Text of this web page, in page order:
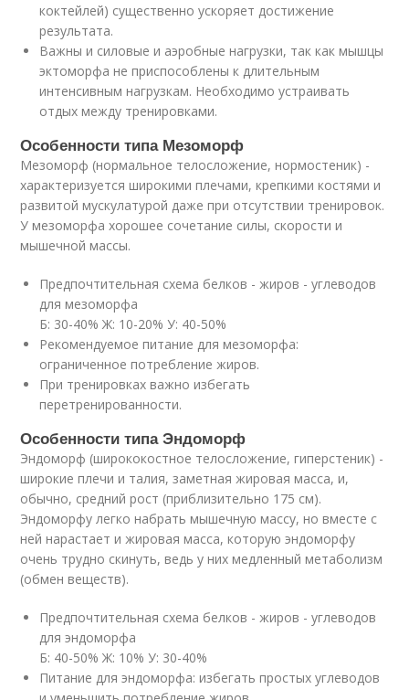
коктейлей) существенно ускоряет достижение
результата.
Важны и силовые и аэробные нагрузки, так как мышцы
эктоморфа не приспособлены к длительным
интенсивным нагрузкам. Необходимо устраивать
отдых между тренировками.
Особенности типа Мезоморф
Мезоморф (нормальное телосложение, нормостеник) -
характеризуется широкими плечами, крепкими костями и
развитой мускулатурой даже при отсутствии тренировок.
У мезоморфа хорошее сочетание силы, скорости и
мышечной массы.
Предпочтительная схема белков - жиров - углеводов
для мезоморфа
Б: 30-40% Ж: 10-20% У: 40-50%
Рекомендуемое питание для мезоморфа:
ограниченное потребление жиров.
При тренировках важно избегать
перетренированности.
Особенности типа Эндоморф
Эндоморф (ширококостное телосложение, гиперстеник) -
широкие плечи и талия, заметная жировая масса, и,
обычно, средний рост (приблизительно 175 см).
Эндоморфу легко набрать мышечную массу, но вместе с
ней нарастает и жировая масса, которую эндоморфу
очень трудно скинуть, ведь у них медленный метаболизм
(обмен веществ).
Предпочтительная схема белков - жиров - углеводов
для эндоморфа
Б: 40-50% Ж: 10% У: 30-40%
Питание для эндоморфа: избегать простых углеводов